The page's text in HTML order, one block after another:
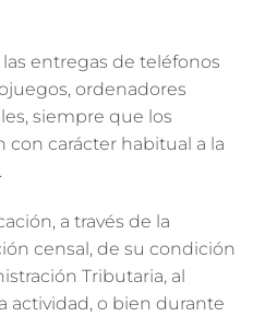
las entregas de teléfonos
ordenadores
siempre que los
carácter habitual a la
a través de la
censal, de su condición
Tributaria, al
actividad, o bien durante